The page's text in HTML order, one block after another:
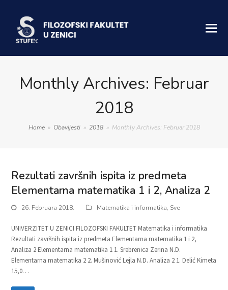
Monthly Archives: Februar
2018
Home » Obavijesti » 2018 » Monthly Archives: Februar 2018
Rezultati završnih ispita iz predmeta
Elementarna matematika 1 i 2, Analiza 2
26. Februara 2018. Matematika i informatika, Sve
UNIVERZITET U ZENICI FILOZOFSKI FAKULTET Matematika i informatika
Rezultati završnih ispita iz predmeta Elementarna matematika 1 i 2,
Analiza 2 Elementarna matematika 1 1. Srebrenica Zerina N.D.
Elementarna matematika 2 2. Mušinović Lejla N.D. Analiza 2 1. Delić Kimeta
15,0…